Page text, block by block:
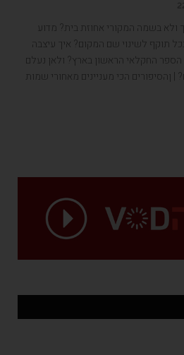
בשמה המקורי אחוזת בית? מדוע
תוקף לשינוי שם המקום? איך עיצבה
החקלאי הראשון בארץ? ולאן נעלם
| ןהסיפורים הכי מעניינים מאחורי שמות